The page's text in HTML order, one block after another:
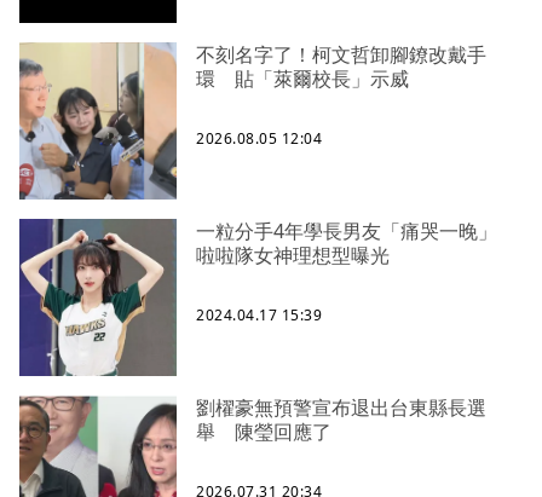
不刻名字了！柯文哲卸腳鐐改戴手
環 貼「萊爾校長」示威
2026.08.05 12:04
一粒分手4年學長男友「痛哭一晚」
啦啦隊女神理想型曝光
2024.04.17 15:39
劉櫂豪無預警宣布退出台東縣長選
舉 陳瑩回應了
2026.07.31 20:34